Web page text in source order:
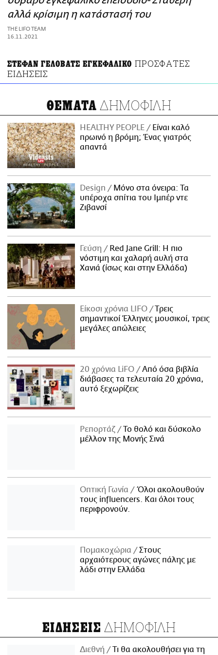
ΑΜΠΑ
PRINT
αλλά κρίσιμη η κατάστασή του
THE LIFO TEAM
16.11.2021
ΣΤΕΦΑΝ ΓΕΛΟΒΑΤΣ ΕΓΚΕΦΑΛΙΚΟ ΠΡΟΣΦΑΤΕΣ
ΕΙΔΗΣΕΙΣ
ΘΕΜΑΤΑ ΔΗΜΟΦΙΛΗ
HEALTHY PEOPLE
Είναι καλό
πρωινό η βρόμη; Ένας γιατρός
απαντά
Design
Μόνο στα όνειρα: Τα
υπέροχα σπίτια του Ιμπέρ ντε
Ζιβανσί
Γεύση
Red Jane Grill: Η πιο
νόστιμη και χαλαρή αυλή στα
Χανιά (ίσως και στην Ελλάδα)
Είκοσι χρόνια LIFO
Tρεις
σημαντικοί Έλληνες μουσικοί, τρεις
μεγάλες απώλειες
20 χρόνια LiFO
Από όσα βιβλία
διάβασες τα τελευταία 20 χρόνια,
αυτό ξεχωρίζεις
Ρεπορτάζ
Το θολό και δύσκολο
μέλλον της Μονής Σινά
Οπτική Γωνία
Όλοι ακολουθούν
τους influencers. Και όλοι τους
περιφρονούν.
Πομακοχώρια
Στους
αρχαιότερους αγώνες πάλης με
λάδι στην Ελλάδα
ΕΙΔΗΣΕΙΣ ΔΗΜΟΦΙΛΗ
Διεθνή Τι θα ακολουθήσει για τη